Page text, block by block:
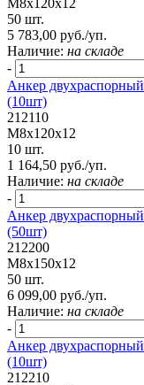
М8х120х12
50 шт.
5 783,00 руб./уп.
Наличие: на складе
-
Анкер
(10шт)
212110
М8х120х12
10 шт.
1 164,50 руб./уп.
Наличие: на складе
-
Анкер
(50шт)
212200
М8х150х12
50 шт.
6 099,00 руб./уп.
Наличие: на складе
-
Анкер
(10шт)
212210